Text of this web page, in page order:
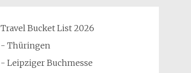
Travel Bucket List 2026
- Thüringen
- Leipziger Buchmesse